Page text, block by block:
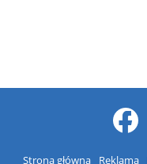
Strona główna Reklama